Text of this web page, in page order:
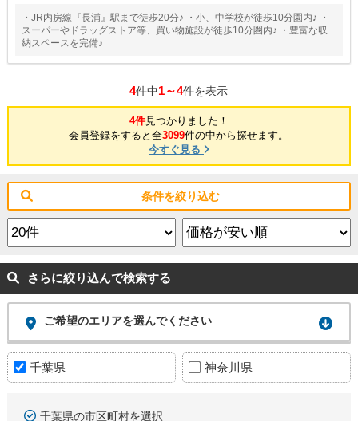
・JR内房線『長浦』駅まで徒歩20分♪ ・小、中学校が徒歩10分園内♪ ・
スーパーやドラッグストア等、買い物施設が徒歩10分圏内♪ ・豊富な収
納スペースを完備♪
4件中1～4件を表示
4件見つかりました！
会員登録をすると全3099件の中から探せます。
今すぐ見る
条件を絞り込む
さらに絞り込んで検索する
ご希望のエリアを選んでください
千葉県 神奈川県
千葉県の市区町村を選択